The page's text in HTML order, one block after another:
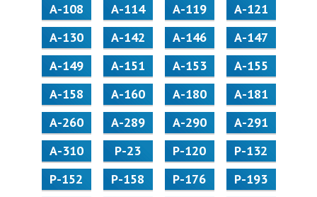
А-108
А-114 А-119
А-121
А-130
А-142 А-146
А-147
А-149
А-151 А-153
А-155
А-158
А-160 А-180
А-181
А-260
А-289 А-290
А-291
А-310
Р-23 Р-120
Р-132
Р-152
Р-158 Р-176
Р-193